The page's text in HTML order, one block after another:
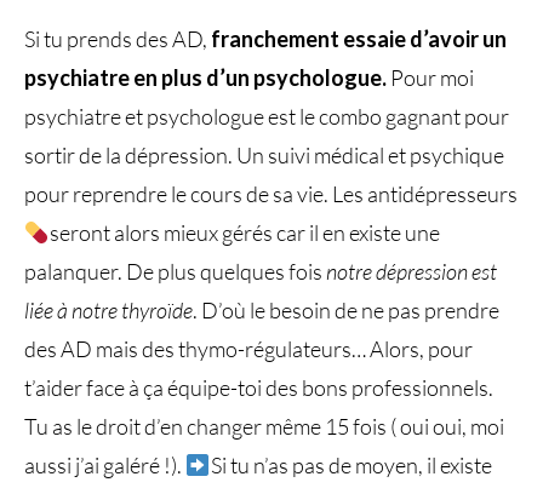
Si tu prends des AD, franchement essaie d’avoir un
psychiatre en plus d’un psychologue. Pour moi
psychiatre et psychologue est le combo gagnant pour
sortir de la dépression. Un suivi médical et psychique
pour reprendre le cours de sa vie. Les antidépresseurs
seront alors mieux gérés car il en existe une
palanquer. De plus quelques fois notre dépression est
liée à notre thyroïde. D’où le besoin de ne pas prendre
des AD mais des thymo-régulateurs… Alors, pour
t’aider face à ça équipe-toi des bons professionnels.
Tu as le droit d’en changer même 15 fois ( oui oui, moi
aussi j’ai galéré !).
Si tu n’as pas de moyen, il existe